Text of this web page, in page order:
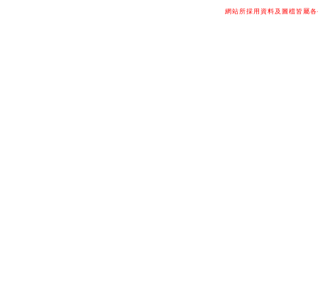
網站所採用資料及圖檔皆屬